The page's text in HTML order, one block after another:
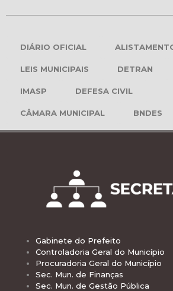
DIÁRIO OFICIAL
LEIS MUNICIPAIS DETRAN
IMASP DEFESA CIVIL
CÂMARA MUNICIPAL BNDES
Gabinete do Prefeito
Controladoria Geral do Município
Procuradoria Geral do Município
Sec. Mun. de Finanças
Sec. Mun. de Gestão Pública